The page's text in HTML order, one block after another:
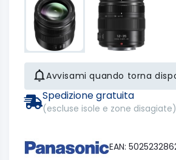
Avvisami quando torna
Spedizione gratuita
(escluse isole e zone disagiate)
EAN: